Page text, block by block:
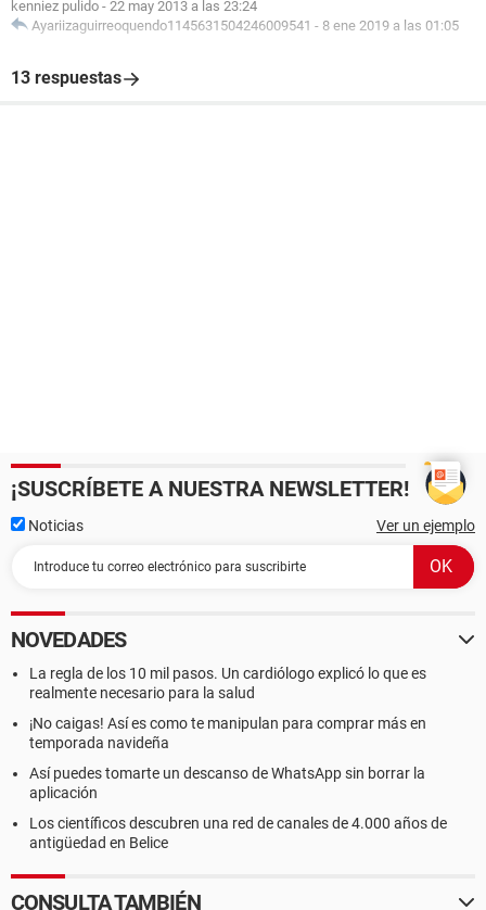
kenniez pulido - 22 may 2013 a las 23:24
Ayariizaguirreoquendo1145631504246009541 - 8 ene 2019 a las 01:05
13 respuestas
¡SUSCRÍBETE A NUESTRA NEWSLETTER!
Noticias Ver un ejemplo
NOVEDADES
La regla de los 10 mil pasos. Un cardiólogo explicó lo que es
realmente necesario para la salud
¡No caigas! Así es como te manipulan para comprar más en
temporada navideña
Así puedes tomarte un descanso de WhatsApp sin borrar la
aplicación
Los científicos descubren una red de canales de 4.000 años de
antigüedad en Belice
CONSULTA TAMBIÉN